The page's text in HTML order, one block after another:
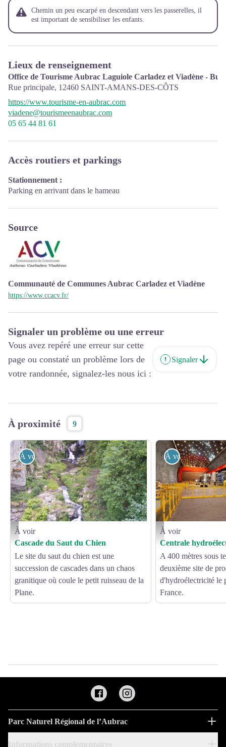
Chemin un peu escarpé en descendant vers les passerelles, il
est important de sensibiliser les enfants.
Lieux de renseignement
Office de Tourisme Aubrac Laguiole Carladez et Viadène -
Rue principale, 12460 SAINT-AMANS-DES-CÔTS
https://www.tourisme-en-aubrac.com
viadene@tourismeenaubrac.com
05 65 44 81 61
Accès routiers et parkings
Stationnement :
Parking en arrivant dans le hameau
Source
Communauté de Communes Aubrac Carladez et Viadène
https://www.ccacv.fr/
Signaler un problème ou une erreur
Vous avez repéré une erreur sur cette
page ou constaté un problème lors de
votre randonnée, signalez-les nous ici :
Signaler
À proximité 9
Cascade du Saut du Chien - OFFICE DE TOURISME CANTONAL DE SAINT
À voir
À voir
Cascade du Saut du Chien
Le site du saut du chien est une
succession de cascades dans un chaos
granitique où coule le petit ruisseau de la
Plane.
Usine hydroélectrique
À voir
À voir
Centrale
A 400 mètres sous
deuxième site de
d'hydroélectricité le
France.
Parc Naturel Régional de l’Aubrac
Informations complémentaires